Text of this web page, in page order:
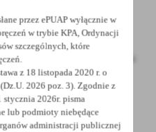
osoba fizyczna i prawna
przez
z punktu widzenia
Geodezyjna i Kartograficzna
liczba użytkowników
tj. osób
z administracją
nie mniejszą niż 40
przez ePUAP wyłącznie w
w trybie KPA, Ordynacji
szczególnych, które
z 18 listopada 2020 r. o
2026 poz. 3). Zgodnie z
stycznia 2026r. pisma
lub podmioty niebędące
administracji publicznej